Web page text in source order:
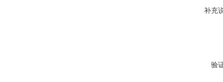
补充
验